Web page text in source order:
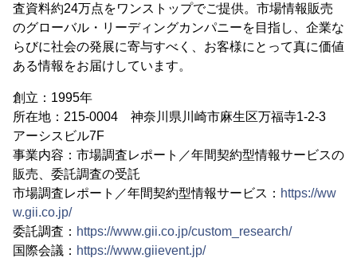
査資料約24万点をワンストップでご提供。市場情報販売
のグローバル・リーディングカンパニーを目指し、企業な
らびに社会の発展に寄与すべく、お客様にとって真に価値
ある情報をお届けしています。
創立：1995年
所在地：215-0004 神奈川県川崎市麻生区万福寺1-2-3
アーシスビル7F
事業内容：市場調査レポート／年間契約型情報サービスの
販売、委託調査の受託
市場調査レポート／年間契約型情報サービス： https://ww
w.gii.co.jp/
委託調査： https://www.gii.co.jp/custom_research/
国際会議： https://www.giievent.jp/